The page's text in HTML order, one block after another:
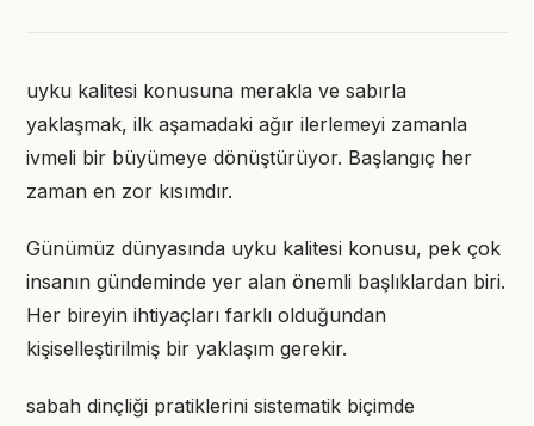
uyku kalitesi konusuna merakla ve sabırla
yaklaşmak, ilk aşamadaki ağır ilerlemeyi zamanla
ivmeli bir büyümeye dönüştürüyor. Başlangıç her
zaman en zor kısımdır.
Günümüz dünyasında uyku kalitesi konusu, pek çok
insanın gündeminde yer alan önemli başlıklardan biri.
Her bireyin ihtiyaçları farklı olduğundan
kişiselleştirilmiş bir yaklaşım gerekir.
sabah dinçliği pratiklerini sistematik biçimde